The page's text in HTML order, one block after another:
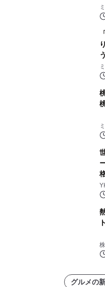
グルメの